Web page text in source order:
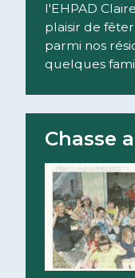
l'EHPAD
plaisir de
parmi nos
quelques
Chasse